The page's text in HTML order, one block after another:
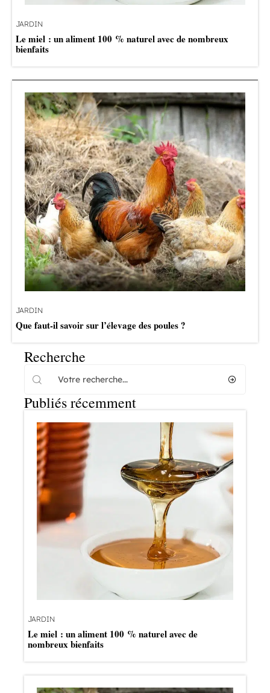
JARDIN
Le miel : un aliment 100 % naturel avec de nombreux
bienfaits
JARDIN
Que faut-il savoir sur l’élevage des poules ?
Recherche
Publiés récemment
JARDIN
Le miel : un aliment 100 % naturel avec de
nombreux bienfaits